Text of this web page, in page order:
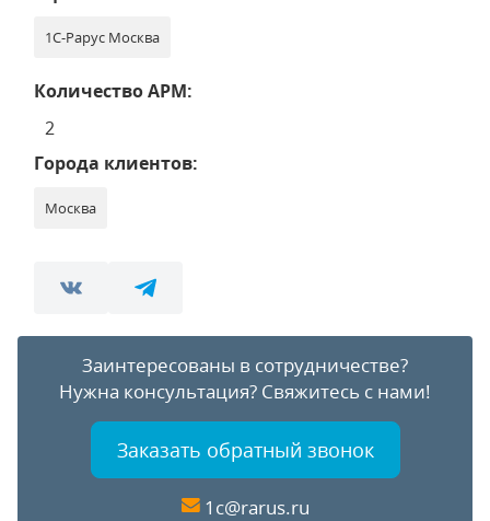
1С-Рарус Москва
Количество АРМ:
2
Города клиентов:
Москва
Заинтересованы в сотрудничестве?
Нужна консультация? Свяжитесь с нами!
Заказать обратный звонок
1c@rarus.ru